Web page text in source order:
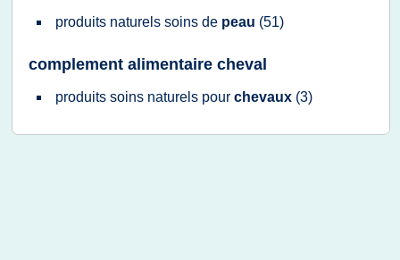
produits naturels soins de peau (51)
complement alimentaire cheval
produits soins naturels pour chevaux (3)